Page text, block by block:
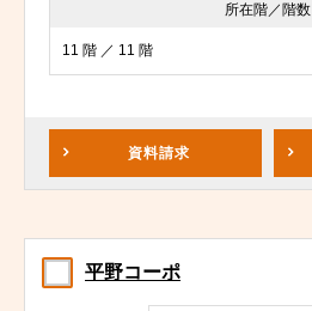
所在階／階数
11 階 ／ 11 階
資料請求
平野コーポ